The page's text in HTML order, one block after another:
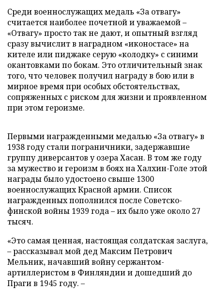
Среди военнослужащих медаль «За отвагу»
считается наиболее почетной и уважаемой –
«Отвагу» просто так не дают, и опытный взгляд
сразу вычислит в наградном «иконостасе» на
кителе или пиджаке серую «колодку» с синими
окантовками по бокам. Это отличительный знак
того, что человек получил награду в бою или в
мирное время при особых обстоятельствах,
сопряженных с риском для жизни и проявленном
при этом героизме.
Первыми награжденными медалью «За отвагу» в
1938 году стали пограничники, задержавшие
группу диверсантов у озера Хасан. В том же году
за мужество и героизм в боях на Халхин-Голе этой
награды было удостоено свыше 1300
военнослужащих Красной армии. Список
награжденных пополнился после Советско-
финской войны 1939 года – их было уже около 27
тысяч.
«Это самая ценная, настоящая солдатская заслуга,
– рассказывал мой дед Максим Петрович
Мельник, начавший войну сержантом-
артиллеристом в Финляндии и дошедший до
Праги в 1945 году. –